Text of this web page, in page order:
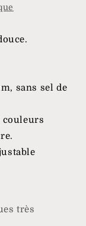
sans sel de
couleurs
très